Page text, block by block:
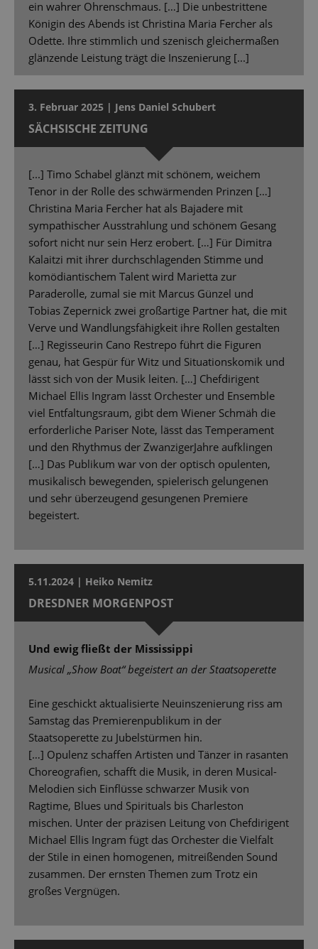
ein wahrer Ohrenschmaus. […] Die unbestrittene
Königin des Abends ist Christina Maria Fercher als
Odette. Ihre stimmlich und szenisch gleichermaßen
glänzende Leistung trägt die Inszenierung [...]
3. Februar 2025 | Jens Daniel Schubert
SÄCHSISCHE ZEITUNG
[...] Timo Schabel glänzt mit schönem, weichem
Tenor in der Rolle des schwärmenden Prinzen […]
Christina Maria Fercher hat als Bajadere mit
sympathischer Ausstrahlung und schönem Gesang
sofort nicht nur sein Herz erobert. […] Für Dimitra
Kalaitzi mit ihrer durchschlagenden Stimme und
komödiantischem Talent wird Marietta zur
Paraderolle, zumal sie mit Marcus Günzel und
Tobias Zepernick zwei großartige Partner hat, die mit
Verve und Wandlungsfähigkeit ihre Rollen gestalten
[…] Regisseurin Cano Restrepo führt die Figuren
genau, hat Gespür für Witz und Situationskomik und
lässt sich von der Musik leiten. […] Chefdirigent
Michael Ellis Ingram lässt Orchester und Ensemble
viel Entfaltungsraum, gibt dem Wiener Schmäh die
erforderliche Pariser Note, lässt das Temperament
und den Rhythmus der ZwanzigerJahre aufklingen
[…] Das Publikum war von der optisch opulenten,
musikalisch bewegenden, spielerisch gelungenen
und sehr überzeugend gesungenen Premiere
begeistert.
5.11.2024 | Heiko Nemitz
DRESDNER MORGENPOST
Und ewig fließt der Mississippi
Musical „Show Boat“ begeistert an der Staatsoperette
Eine geschickt aktualisierte Neuinszenierung riss am
Samstag das Premierenpublikum in der
Staatsoperette zu Jubelstürmen hin.
[…] Opulenz schaffen Artisten und Tänzer in rasanten
Choreograﬁen, schafft die Musik, in deren Musical-
Melodien sich Einﬂüsse schwarzer Musik von
Ragtime, Blues und Spirituals bis Charleston
mischen. Unter der präzisen Leitung von Chefdirigent
Michael Ellis Ingram fügt das Orchester die Vielfalt
der Stile in einen homogenen, mitreißenden Sound
zusammen. Der ernsten Themen zum Trotz ein
großes Vergnügen.